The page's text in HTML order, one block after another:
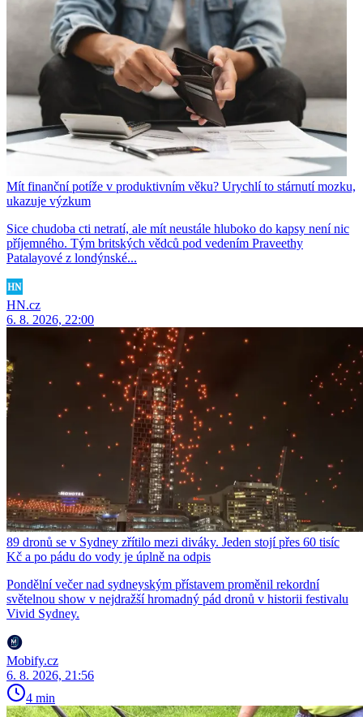
Mít finanční potíže v produktivním věku? Urychlí to stárnutí mozku,
ukazuje výzkum
Sice chudoba cti netratí, ale mít neustále hluboko do kapsy není nic
příjemného. Tým britských vědců pod vedením Praveethy
Patalayové z londýnské...
HN.cz
6. 8. 2026, 22:00
89 dronů se v Sydney zřítilo mezi diváky. Jeden stojí přes 60 tisíc
Kč a po pádu do vody je úplně na odpis
Pondělní večer nad sydneyským přístavem proměnil rekordní
světelnou show v nejdražší hromadný pád dronů v historii festivalu
Vivid Sydney.
Mobify.cz
6. 8. 2026, 21:56
4 min